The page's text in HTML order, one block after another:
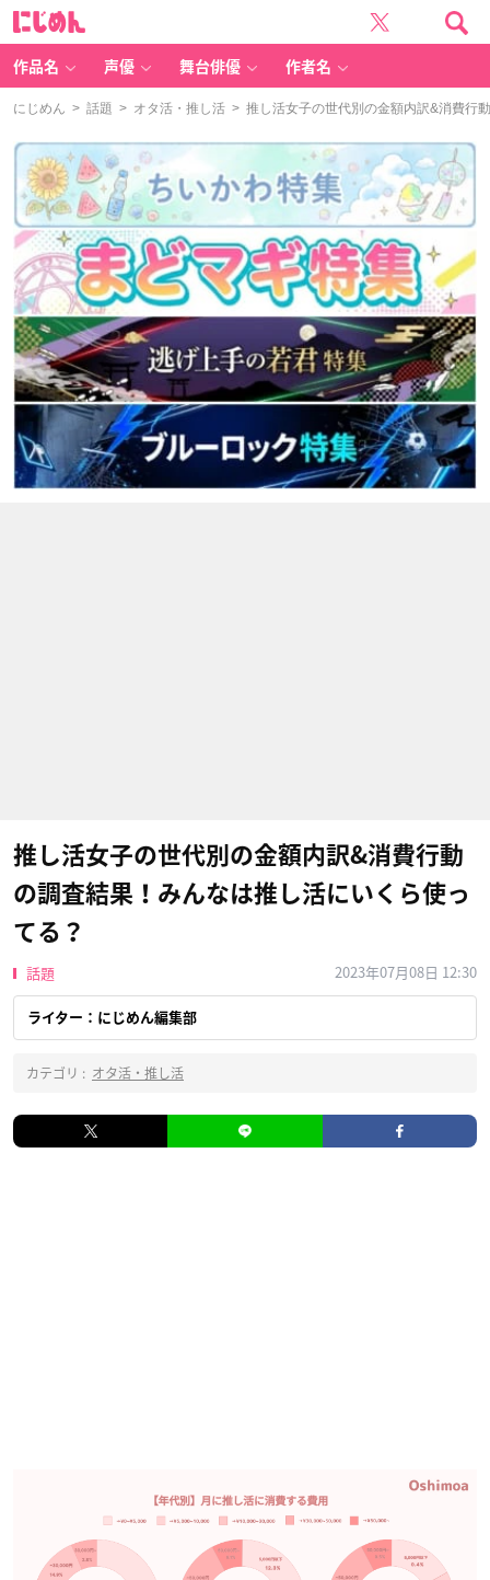
作品名 声優 舞台俳優 作者名
にじめん > 話題 > オタ活・推し活 > 推し活女子の世代別の金額内訳&消費行
推し活女子の世代別の金額内訳&消費行動
の調査結果！みんなは推し活にいくら使っ
てる？
話題 2023年07月08日 12:30
ライター：にじめん編集部
カテゴリ : オタ活・推し活